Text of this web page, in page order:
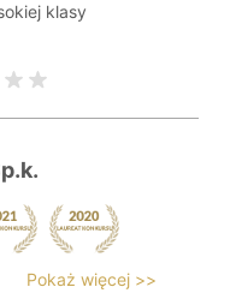
klasy
Pokaż więcej >>